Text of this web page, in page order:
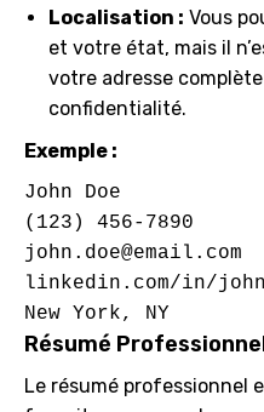
Localisation : Vous
et votre état, mais il
votre adresse
confidentialité.
Exemple :
John Doe
john.doe@email.com
linkedin.com/in/
Résumé
Le résumé professionnel